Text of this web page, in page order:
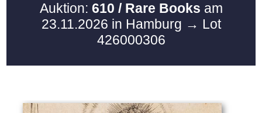
Auktion: 610 / Rare Books am
23.11.2026 in Hamburg → Lot
426000306